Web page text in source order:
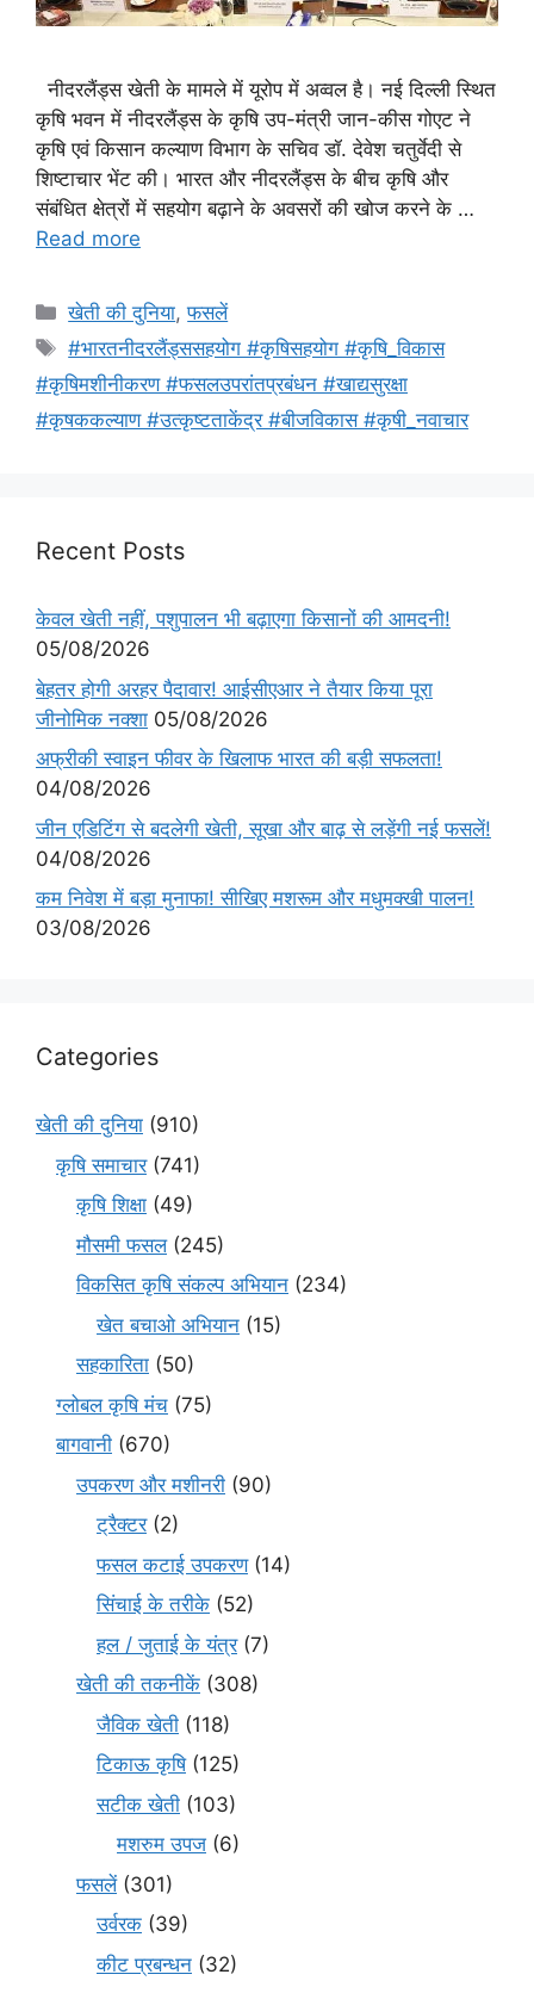
नीदरलैंड्स खेती के मामले में यूरोप में अव्वल है। नई दिल्ली स्थित
कृषि भवन में नीदरलैंड्स के कृषि उप-मंत्री जान-कीस गोएट ने
कृषि एवं किसान कल्याण विभाग के सचिव डॉ. देवेश चतुर्वेदी से
शिष्टाचार भेंट की। भारत और नीदरलैंड्स के बीच कृषि और
संबंधित क्षेत्रों में सहयोग बढ़ाने के अवसरों की खोज करने के …
Read more
खेती की दुनिया,फसलें
#भारतनीदरलैंड्ससहयोग #कृषिसहयोग #कृषि_विकास
#कृषिमशीनीकरण #फसलउपरांतप्रबंधन #खाद्यसुरक्षा
#कृषककल्याण #उत्कृष्टताकेंद्र #बीजविकास #कृषी_नवाचार
Recent Posts
केवल खेती नहीं, पशुपालन भी बढ़ाएगा किसानों की आमदनी!
05/08/2026
बेहतर होगी अरहर पैदावार! आईसीएआर ने तैयार किया पूरा
जीनोमिक नक्शा 05/08/2026
अफ्रीकी स्वाइन फीवर के खिलाफ भारत की बड़ी सफलता!
04/08/2026
जीन एडिटिंग से बदलेगी खेती, सूखा और बाढ़ से लड़ेंगी नई फसलें!
04/08/2026
कम निवेश में बड़ा मुनाफा! सीखिए मशरूम और मधुमक्खी पालन!
03/08/2026
Categories
खेती की दुनिया (910)
कृषि समाचार(741)
कृषि शिक्षा (49)
मौसमी फसल(245)
विकसित कृषि संकल्प अभियान (234)
खेत बचाओ अभियान (15)
सहकारिता (50)
ग्लोबल कृषि मंच (75)
बागवानी (670)
उपकरण और मशीनरी (90)
ट्रैक्टर(2)
फसल कटाई उपकरण(14)
सिंचाई के तरीके (52)
हल / जुताई के यंत्र(7)
खेती की तकनीकें (308)
जैविक खेती (118)
टिकाऊ कृषि(125)
सटीक खेती (103)
मशरुम उपज (6)
फसलें(301)
उर्वरक (39)
कीट प्रबन्धन (32)